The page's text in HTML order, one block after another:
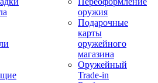
оружия
Подарочные
карты
оружейного
магазина
Оружейный
Trade-in